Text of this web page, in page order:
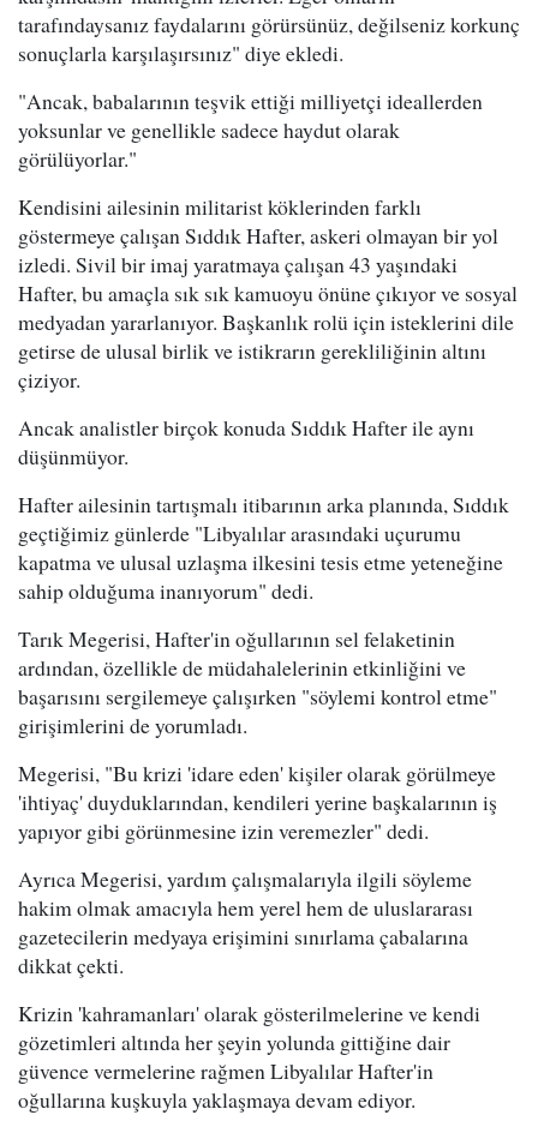
tarafındaysanız faydalarını görürsünüz, değilseniz korkunç
sonuçlarla karşılaşırsınız" diye ekledi.
"Ancak, babalarının teşvik ettiği milliyetçi ideallerden
yoksunlar ve genellikle sadece haydut olarak
görülüyorlar."
Kendisini ailesinin militarist köklerinden farklı
göstermeye çalışan Sıddık Hafter, askeri olmayan bir yol
izledi. Sivil bir imaj yaratmaya çalışan 43 yaşındaki
Hafter, bu amaçla sık sık kamuoyu önüne çıkıyor ve sosyal
medyadan yararlanıyor. Başkanlık rolü için isteklerini dile
getirse de ulusal birlik ve istikrarın gerekliliğinin altını
çiziyor.
Ancak analistler birçok konuda Sıddık Hafter ile aynı
düşünmüyor.
Hafter ailesinin tartışmalı itibarının arka planında, Sıddık
geçtiğimiz günlerde "Libyalılar arasındaki uçurumu
kapatma ve ulusal uzlaşma ilkesini tesis etme yeteneğine
sahip olduğuma inanıyorum" dedi.
Tarık Megerisi, Hafter'in oğullarının sel felaketinin
ardından, özellikle de müdahalelerinin etkinliğini ve
başarısını sergilemeye çalışırken "söylemi kontrol etme"
girişimlerini de yorumladı.
Megerisi, "Bu krizi 'idare eden' kişiler olarak görülmeye
'ihtiyaç' duyduklarından, kendileri yerine başkalarının iş
yapıyor gibi görünmesine izin veremezler" dedi.
Ayrıca Megerisi, yardım çalışmalarıyla ilgili söyleme
hakim olmak amacıyla hem yerel hem de uluslararası
gazetecilerin medyaya erişimini sınırlama çabalarına
dikkat çekti.
Krizin 'kahramanları' olarak gösterilmelerine ve kendi
gözetimleri altında her şeyin yolunda gittiğine dair
güvence vermelerine rağmen Libyalılar Hafter'in
oğullarına kuşkuyla yaklaşmaya devam ediyor.